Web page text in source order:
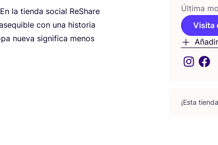
la tien­da social ReSha­re
con una his­to­ria
nue­va sig­ni­fi­ca menos
Últi­ma
Visita
¡Esta